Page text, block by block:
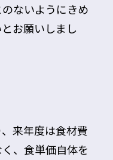
ないようにきめ
お願いしまし
来年度は食材費
、食単価自体を